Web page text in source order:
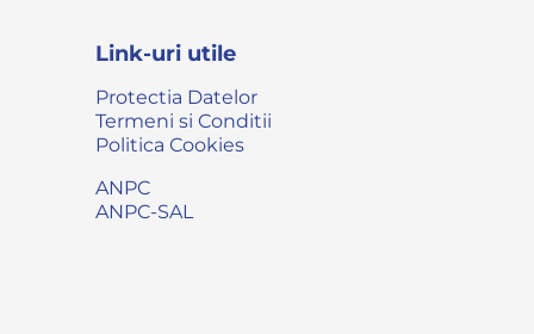
Link-uri utile
Protectia Datelor
Termeni si Conditii
Politica Cookies
ANPC
ANPC-SAL